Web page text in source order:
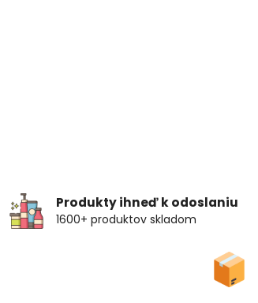
Produkty ihneď k odoslaniu
1600+ produktov skladom